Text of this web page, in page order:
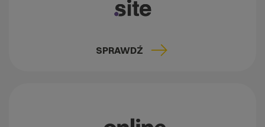
SPRAWDŹ